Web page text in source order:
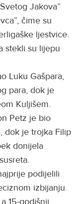
Jakova”
čime su
ljestvice.
stekli su lijepu
Luku Gašpara,
para, dok je
Kuljišem.
Petz je bio
dok je trojka Filip
donijela
podijelili
izbijanju.
15-godišnji